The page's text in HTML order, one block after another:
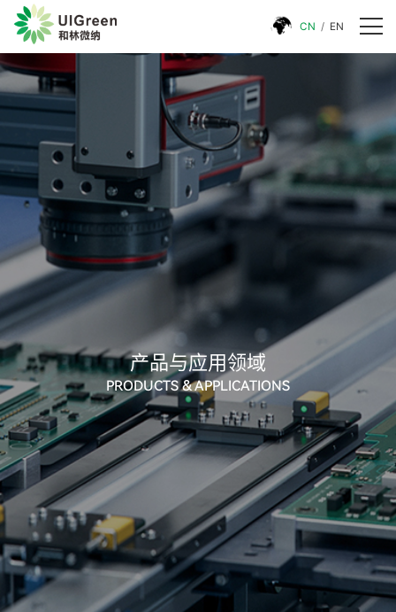
CN / EN
产品与应用领域
PRODUCTS & APPLICATIONS